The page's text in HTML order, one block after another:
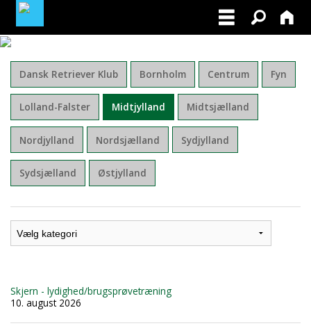
BLIV MEDLEM AF DRK
MINE TILMELDINGER
FACEBOOK
FOR INSTRUKTØRER
Dansk Retriever Klub Bornholm Centrum Fyn
Lolland-Falster Midtjylland Midtsjælland
Nordjylland Nordsjælland Sydjylland
Sydsjælland Østjylland
Skjern - lydighed/brugsprøvetræning
10. august 2026